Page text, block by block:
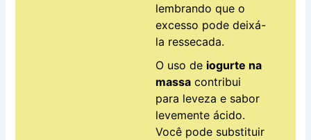
lembrando que o
excesso pode deixá-
la ressecada.
O uso de iogurte na
massa contribui
para leveza e sabor
levemente ácido.
Você pode substituir